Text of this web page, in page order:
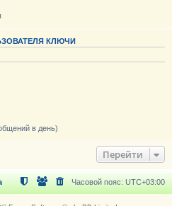
КЛЮЧИ
в день)
Перейти
Часовой пояс: UTC+03:00